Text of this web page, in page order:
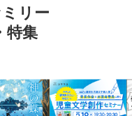
リー
特集